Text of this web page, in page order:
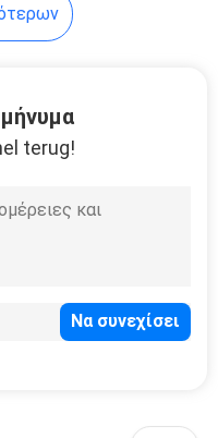
terug!